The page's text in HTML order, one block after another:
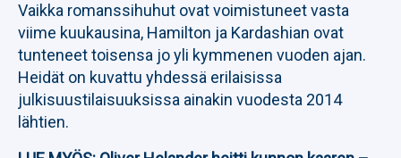
Vaikka romanssihuhut ovat voimistuneet vasta
viime kuukausina, Hamilton ja Kardashian ovat
tunteneet toisensa jo yli kymmenen vuoden ajan.
Heidät on kuvattu yhdessä erilaisissa
julkisuustilaisuuksissa ainakin vuodesta 2014
lähtien.